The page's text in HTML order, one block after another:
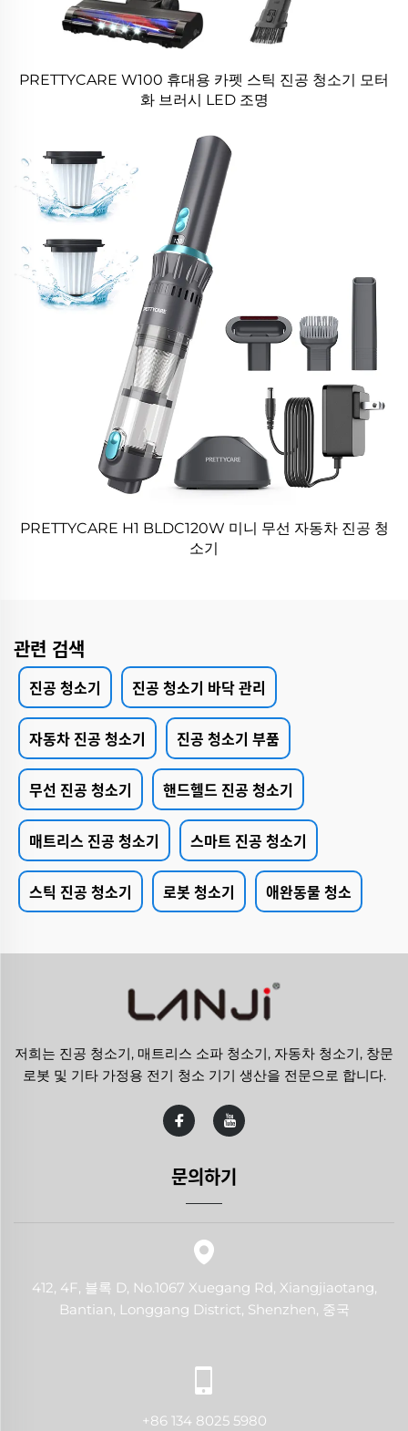
PRETTYCARE W100 휴대용 카펫 스틱 진공 청소기 모터
화 브러시 LED 조명
PRETTYCARE H1 BLDC120W 미니 무선 자동차 진공 청
소기
관련 검색
진공 청소기 진공 청소기 바닥 관리
자동차 진공 청소기 진공 청소기 부품
무선 진공 청소기 핸드헬드 진공 청소기
매트리스 진공 청소기 스마트 진공 청소기
스틱 진공 청소기 로봇 청소기 애완동물 청소
저희는 진공 청소기, 매트리스 소파 청소기, 자동차 청소기, 창문
로봇 및 기타 가정용 전기 청소 기기 생산을 전문으로 합니다.
문의하기
412, 4F, 블록 D, No.1067 Xuegang Rd, Xiangjiaotang,
Bantian, Longgang District, Shenzhen, 중국
+86 134 8025 5980